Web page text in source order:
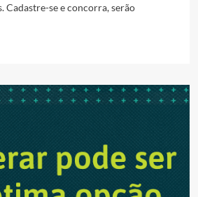
Cadastre-se e concorra, serão